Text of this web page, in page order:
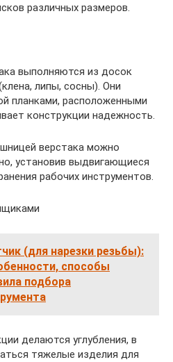
различных размеров.
выполняются из досок
липы, сосны). Они
планками, расположенными
конструкции надежность.
верстака можно
установив выдвигающиеся
рабочих инструментов.
(для нарезки резьбы):
способы
подбора
делаются углубления, в
тяжелые изделия для